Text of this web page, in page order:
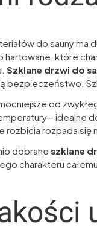
do sauny
hartowane, które
Szklane drzwi do
bezpieczeństwo.
od
– idealne
rozpada się
dobrane szklane
charakteru